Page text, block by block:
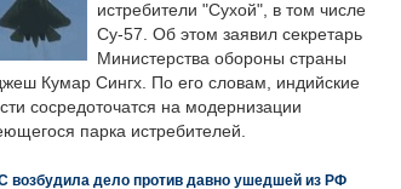
истребители "Сухой", в том числе
Су-57. Об этом заявил секретарь
Министерства обороны страны
Кумар Сингх. По его словам, индийские
сосредоточатся на модернизации
парка истребителей.
возбудила дело против давно ушедшей из РФ